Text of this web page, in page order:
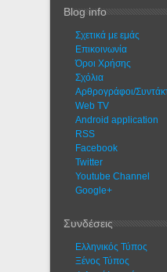
Blog info
Σχετικά με εμάς
Eπικοινωνία
Όροι Χρήσης
Σχόλια
Αρθρογράφοι/
Web TV
Android application
RSS
Facebook
Twitter
Youtube Channel
Google+
Συνδέσεις
Ελληνικός Τύπος
Ξένος Τύπος